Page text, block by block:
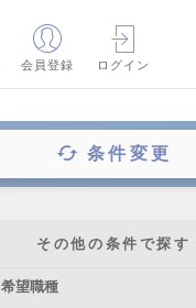
会員登録 ログイン
条件変更
その他の条件で探す
希望職種